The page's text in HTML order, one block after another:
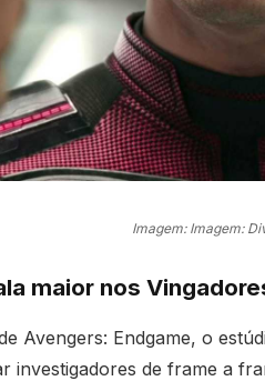
Imagem: Imagem:
maior nos
Avengers: Endgame, o
investigadores de frame a